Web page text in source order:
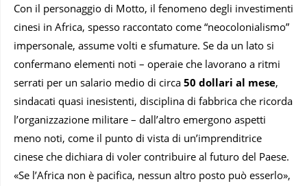
Con il personaggio di Motto, il fenomeno degli investimenti
cinesi in Africa, spesso raccontato come “neocolonialismo”
impersonale, assume volti e sfumature. Se da un lato si
confermano elementi noti – operaie che lavorano a ritmi
serrati per un salario medio di circa 50 dollari al mese,
sindacati quasi inesistenti, disciplina di fabbrica che ricorda
l’organizzazione militare – dall’altro emergono aspetti
meno noti, come il punto di vista di un’imprenditrice
cinese che dichiara di voler contribuire al futuro del Paese.
«Se l’Africa non è pacifica, nessun altro posto può esserlo»,